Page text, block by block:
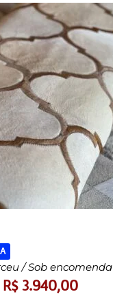
/ Sob encomenda
R$3.940,00